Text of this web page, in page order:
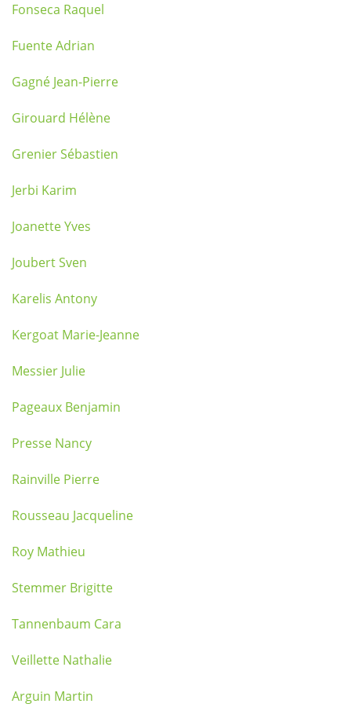
Fonseca Raquel
Fuente Adrian
Gagné Jean-Pierre
Girouard Hélène
Grenier Sébastien
Jerbi Karim
Joanette Yves
Joubert Sven
Karelis Antony
Kergoat Marie-Jeanne
Messier Julie
Pageaux Benjamin
Presse Nancy
Rainville Pierre
Rousseau Jacqueline
Roy Mathieu
Stemmer Brigitte
Tannenbaum Cara
Veillette Nathalie
Arguin Martin